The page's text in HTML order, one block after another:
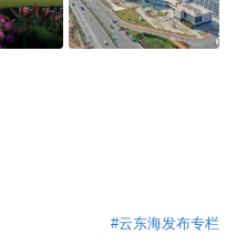
#云东海发布专栏